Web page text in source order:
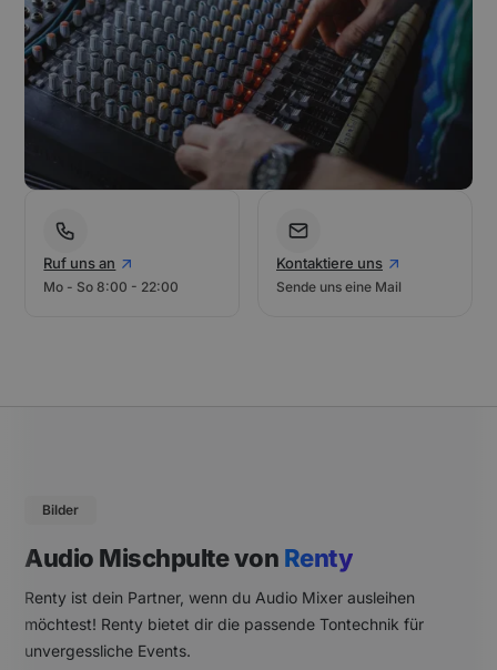
Ruf uns an
Mo - So 8:00 - 22:00
Kontaktiere uns
Sende uns eine Mail
Bilder
Audio Mischpulte von Renty
Renty ist dein Partner, wenn du Audio Mixer ausleihen
möchtest! Renty bietet dir die passende Tontechnik für
unvergessliche Events.